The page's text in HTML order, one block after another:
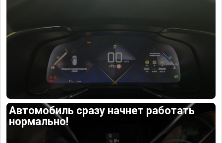
Автомобиль сразу начнет работать
нормально!